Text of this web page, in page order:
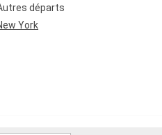
départs
York